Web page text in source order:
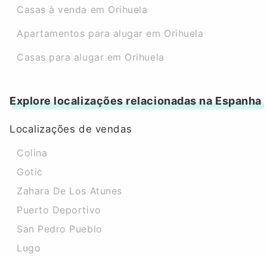
Casas à venda em Orihuela
Apartamentos para alugar em Orihuela
Casas para alugar em Orihuela
Explore localizações relacionadas na Espanha
Localizações de vendas
Colina
Gotic
Zahara De Los Atunes
Puerto Deportivo
San Pedro Pueblo
Lugo